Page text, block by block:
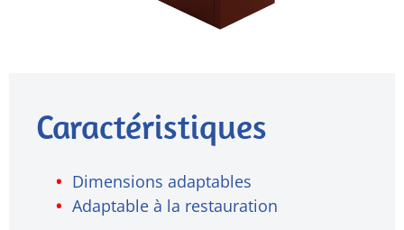
Caractéristiques
Dimensions adaptables
Adaptable à la restauration